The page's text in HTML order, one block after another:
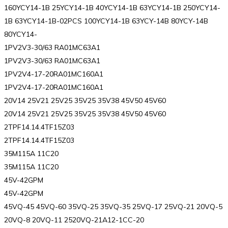
160YCY14-1B 25YCY14-1B 40YCY14-1B 63YCY14-1B 250YCY14-
1B 63YCY14-1B-02PCS 100YCY14-1B 63YCY-14B 80YCY-14B
80YCY14-
1PV2V3-30/63 RA01MC63A1
1PV2V3-30/63 RA01MC63A1
1PV2V4-17-20RA01MC160A1
1PV2V4-17-20RA01MC160A1
20V14 25V21 25V25 35V25 35V38 45V50 45V60
20V14 25V21 25V25 35V25 35V38 45V50 45V60
2TPF14.14.4TF15Z03
2TPF14.14.4TF15Z03
35M115A 11C20
35M115A 11C20
45V-42GPM
45V-42GPM
45VQ-45 45VQ-60 35VQ-25 35VQ-35 25VQ-17 25VQ-21 20VQ-5
20VQ-8 20VQ-11 2520VQ-21A12-1CC-20